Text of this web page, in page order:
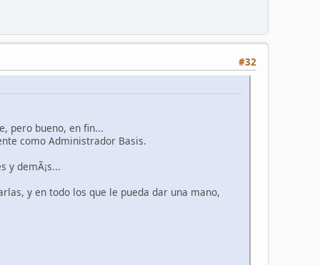
#32
pero bueno, en fin...
como Administrador Basis.
y demÃ¡s...
y en todo los que le pueda dar una mano,